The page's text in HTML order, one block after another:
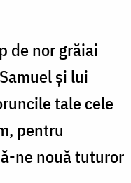
de nor grăiai
și lui
tale cele
pentru
ne nouă tuturor